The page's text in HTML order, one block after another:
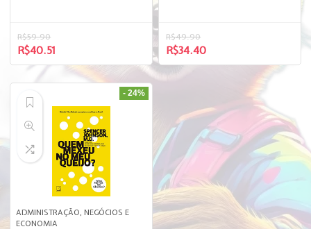
R$59.90
R$40.51
R$49.90
R$34.40
- 24%
ADMINISTRAÇÃO, NEGÓCIOS E
ECONOMIA